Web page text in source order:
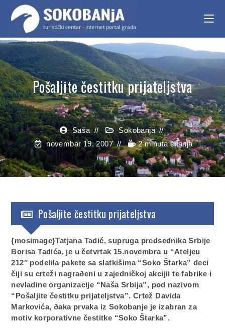
Pošaljite čestitku prijateljstva
Saša
Sokobanja
novembar 19, 2007
2 minuta čitanja
Pošaljite čestitku prijateljstva
{mosimage}Tatjana Tadić, supruga predsednika Srbije
Borisa Tadića, je u četvrtak 15.novembra u “Ateljeu
212″ podelila pakete sa slatkišima “Soko Štarka” deci
čiji su crteži nagraðeni u zajedničkoj akcijii te fabrike i
nevladine organizacije “Naša Srbija”, pod nazivom
“Pošaljite čestitku prijateljstva”. Crtež Davida
Markovića, ðaka prvaka iz Sokobanje je izabran za
motiv korporativne čestitke “Soko Štarka”.